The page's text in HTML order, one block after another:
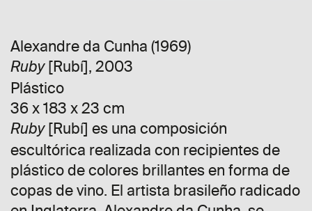
Alexandre da Cunha (1969)
Ruby[Rubí], 2003
Plástico
36 x 183 x 23 cm
Ruby[Rubí] es una composición
escultórica realizada con recipientes de
plástico de colores brillantes en forma de
copas de vino. El artista brasileño radicado